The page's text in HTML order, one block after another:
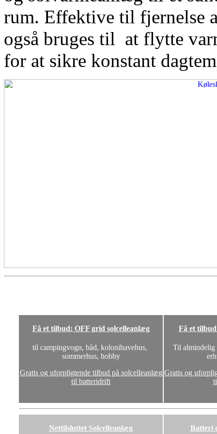
rum. Effektive til fjernelse
også bruges til at flytte
for at sikre konstant
Få et tilbud: OFF grid solcelleanlæg
til campingvogn, båd, kolonihavehus,
sommerhus, hobby
Gratis og uforpligtende tilbud på solcelleanlæg
til batteridrift
Få et
Til almindelig
Gratis og
Nettilsluttet Solcelleanlæg Batteri